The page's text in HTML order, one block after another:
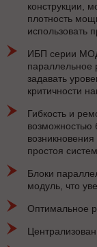
конструкции,
плотность
использовать
ИБП серии
параллельное
задавать
критичности
Гибкость и
возможностью
простоя
Блоки
модуль, что
Оптимальное